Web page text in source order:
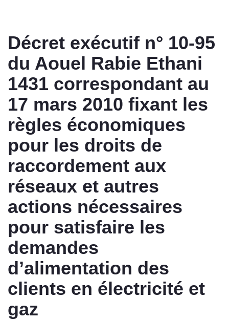
Décret exécutif n° 10-95
du Aouel Rabie Ethani
1431 correspondant au
17 mars 2010 fixant les
règles économiques
pour les droits de
raccordement aux
réseaux et autres
actions nécessaires
pour satisfaire les
demandes
d’alimentation des
clients en électricité et
gaz